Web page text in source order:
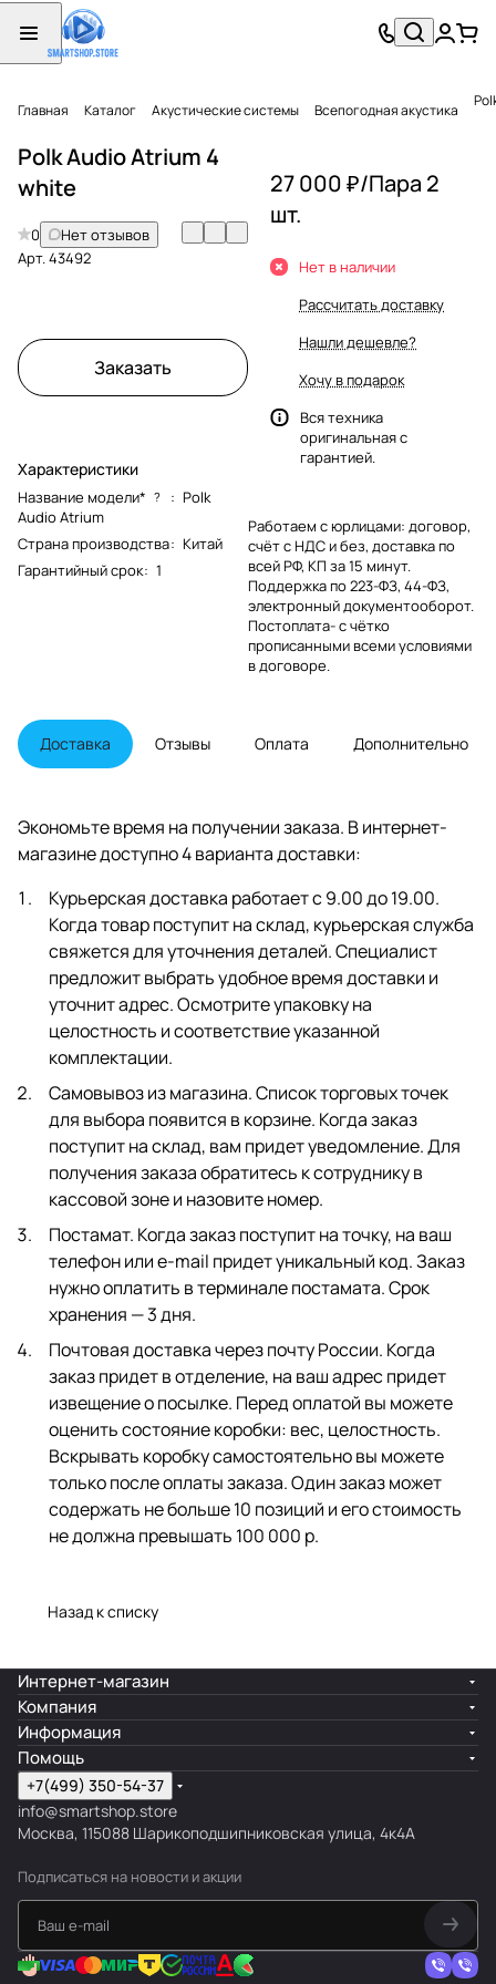
Главная Каталог Акустические системы Всепогодная акустика
Polk Audio Atrium 4
white
0
Нет отзывов
Арт.43492
Заказать
Характеристики
Название модели* ? : Polk
Audio Atrium
Страна производства: Китай
Гарантийный срок: 1
27 000 ₽/Пара 2
шт.
Нет в наличии
Рассчитать доставку
Нашли дешевле?
Хочу в подарок
Вся техника
оригинальная с
гарантией.
Работаем с юрлицами: договор,
счёт с НДС и без, доставка по
всей РФ, КП за 15 минут.
Поддержка по 223-ФЗ, 44-ФЗ,
электронный документооборот.
Постоплата- с чётко
прописанными всеми условиями
в договоре.
Доставка Отзывы Оплата Дополнительно
Экономьте время на получении заказа. В интернет-
магазине доступно 4 варианта доставки:
Курьерская доставка работает с 9.00 до 19.00.
Когда товар поступит на склад, курьерская служба
свяжется для уточнения деталей. Специалист
предложит выбрать удобное время доставки и
уточнит адрес. Осмотрите упаковку на
целостность и соответствие указанной
комплектации.
Самовывоз из магазина. Список торговых точек
для выбора появится в корзине. Когда заказ
поступит на склад, вам придет уведомление. Для
получения заказа обратитесь к сотруднику в
кассовой зоне и назовите номер.
Постамат. Когда заказ поступит на точку, на ваш
телефон или e-mail придет уникальный код. Заказ
нужно оплатить в терминале постамата. Срок
хранения — 3 дня.
Почтовая доставка через почту России. Когда
заказ придет в отделение, на ваш адрес придет
извещение о посылке. Перед оплатой вы можете
оценить состояние коробки: вес, целостность.
Вскрывать коробку самостоятельно вы можете
только после оплаты заказа. Один заказ может
содержать не больше 10 позиций и его стоимость
не должна превышать 100 000 р.
Назад к списку
Интернет-магазин
Компания
Информация
Помощь
+7(499) 350-54-37
info@smartshop.store
Москва, 115088 Шарикоподшипниковская улица, 4к4А
Подписаться на новости и акции